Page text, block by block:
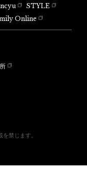
STYLE
Online
禁じます。